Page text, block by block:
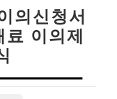
의신청서
이의제